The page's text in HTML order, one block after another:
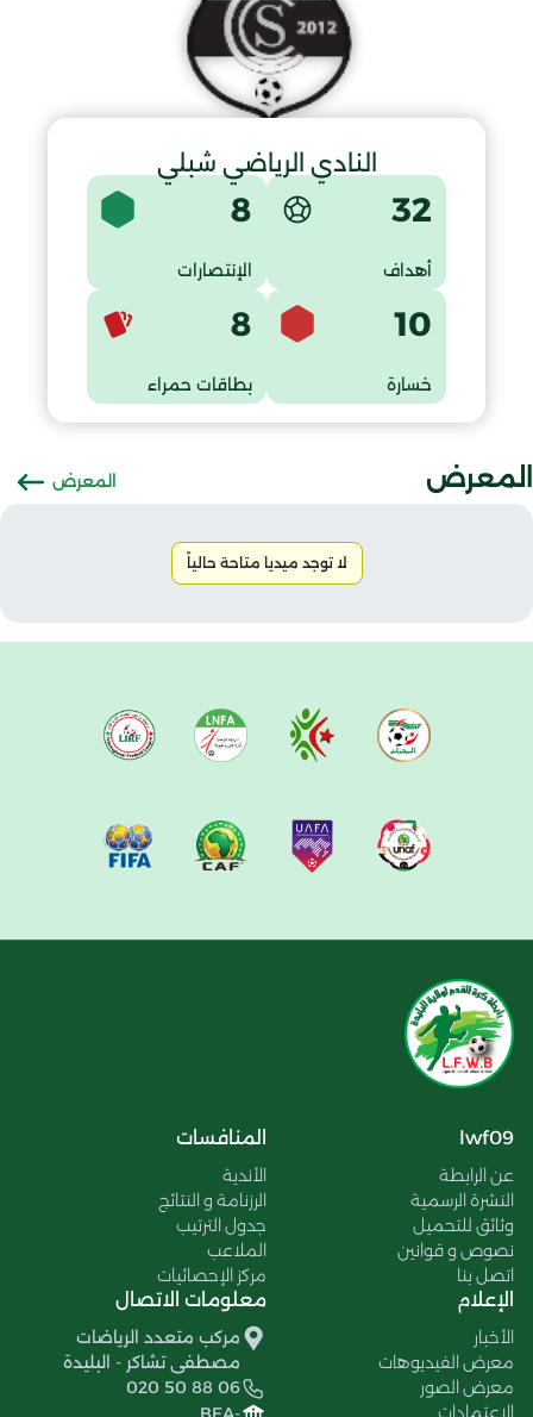
النادي الرياضي شبلي
32
أهداف
8
الإنتصارات
10
خسارة
8
بطاقات حمراء
المعرض المعرض
لا توجد ميديا متاحة حالياً
lwf09
عن الرابطة
النشرة الرسمية
وثائق للتحميل
نصوص و قوانين
اتصل بنا
المنافسات
الأندية
الرزنامة و النتائج
جدول الترتيب
الملاعب
مركز الإحصائيات
الإعلام
الأخبار
معرض الفيديوهات
معرض الصور
الإعتمادات
معلومات الاتصال
مركب متعدد الرياضات
مصطفى تشاكر - البليدة
020 50 88 06